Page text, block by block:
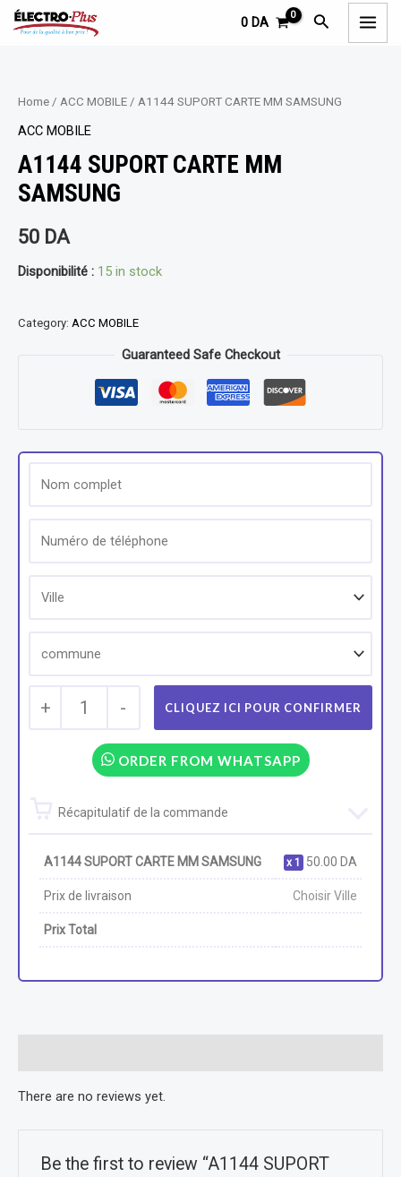
Aller
0 DA Rechercher
Home / ACC MOBILE / A1144 SUPORT CARTE MM SAMSUNG
ACC MOBILE
A1144 SUPORT CARTE MM
SAMSUNG
50 DA
Disponibilité : 15 in stock
Category: ACC MOBILE
Guaranteed Safe Checkout
+ 1 -
ORDER FROM WHATSAPP
Récapitulatif de la commande
A1144 SUPORT CARTE MM SAMSUNG 1 50.00 DA
Prix de livraison Choisir Ville
Prix Total
There are no reviews yet.
Be the first to review “A1144 SUPORT